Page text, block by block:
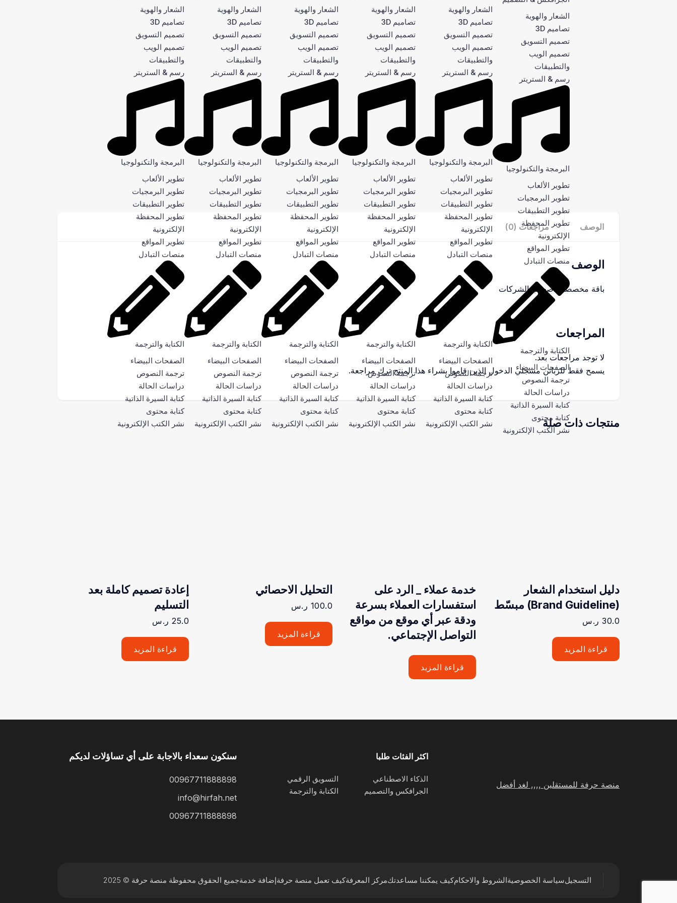
الشعار والهوية
تصاميم 3D
تصميم التسويق
تصميم الويب
والتطبيقات
رسم & الستريتر
البرمجة والتكنولوجيا
تطوير الألعاب
تطوير البرمجيات
تطوير التطبيقات
تطوير المحفظة
الإلكترونية
تطوير المواقع
منصات التبادل
الكتابة والترجمة
الصفحات البيضاء
ترجمة النصوص
دراسات الحالة
كتابة السيرة الذاتية
كتابة محتوى
نشر الكتب الإلكترونية
الشعار والهوية
تصاميم 3D
تصميم التسويق
تصميم الويب
والتطبيقات
رسم & الستريتر
البرمجة والتكنولوجيا
تطوير الألعاب
تطوير البرمجيات
تطوير التطبيقات
تطوير المحفظة
الإلكترونية
تطوير المواقع
منصات التبادل
الكتابة والترجمة
الصفحات البيضاء
ترجمة النصوص
دراسات الحالة
كتابة السيرة الذاتية
كتابة محتوى
نشر الكتب الإلكترونية
الشعار والهوية
تصاميم 3D
تصميم التسويق
تصميم الويب
والتطبيقات
رسم & الستريتر
البرمجة والتكنولوجيا
تطوير الألعاب
تطوير البرمجيات
تطوير التطبيقات
تطوير المحفظة
الإلكترونية
تطوير المواقع
منصات التبادل
الكتابة والترجمة
الصفحات البيضاء
ترجمة النصوص
دراسات الحالة
كتابة السيرة الذاتية
كتابة محتوى
نشر الكتب الإلكترونية
الشعار والهوية
تصاميم 3D
تصميم التسويق
تصميم الويب
والتطبيقات
رسم & الستريتر
البرمجة والتكنولوجيا
تطوير الألعاب
تطوير البرمجيات
تطوير التطبيقات
تطوير المحفظة
الإلكترونية
تطوير المواقع
منصات التبادل
الكتابة والترجمة
الصفحات البيضاء
ترجمة النصوص
دراسات الحالة
كتابة السيرة الذاتية
كتابة محتوى
نشر الكتب الإلكترونية
الشعار والهوية
تصاميم 3D
تصميم التسويق
تصميم الويب
والتطبيقات
رسم & الستريتر
البرمجة والتكنولوجيا
تطوير الألعاب
تطوير البرمجيات
تطوير التطبيقات
تطوير المحفظة
الإلكترونية
تطوير المواقع
منصات التبادل
الكتابة والترجمة
الصفحات البيضاء
ترجمة النصوص
دراسات الحالة
كتابة السيرة الذاتية
كتابة محتوى
نشر الكتب الإلكترونية
الشعار والهوية
تصاميم 3D
تصميم التسويق
تصميم الويب
والتطبيقات
رسم & الستريتر
البرمجة والتكنولوجيا
تطوير الألعاب
تطوير البرمجيات
تطوير التطبيقات
تطوير المحفظة
الإلكترونية
تطوير المواقع
منصات التبادل
الكتابة والترجمة
الصفحات البيضاء
ترجمة النصوص
دراسات الحالة
كتابة السيرة الذاتية
كتابة محتوى
نشر الكتب الإلكترونية
الوصف مراجعات (0)
الوصف
باقة مخصصة لاصحاب الشركات
المراجعات
لا توجد مراجعات بعد.
يسمح فقط للزبائن مسجلي الدخول الذين قاموا بشراء هذا المنتج ترك مراجعة.
منتجات ذات صلة
دليل استخدام الشعار
(Brand Guideline) مبسّط
30.0 ر.س
قراءة المزيد
خدمة عملاء _ الرد على
استفسارات العملاء بسرعة
ودقة عبر أي موقع من مواقع
التواصل الإجتماعي.
قراءة المزيد
التحليل الاحصائي
100.0 ر.س
قراءة المزيد
إعادة تصميم كاملة بعد
التسليم
25.0 ر.س
قراءة المزيد
منصة حرفة للمستقلين ,,,, لغد أفضل
اكثر الفئات طلبا
الذكاء الاصطناعي
التسويق الرقمي
الجرافكس والتصميم
الكتابة والترجمة
سنكون سعداء بالاجابة على أي تساؤلات لديكم
00967711888898
info@hirfah.net
00967711888898
التسجيلسياسة الخصوصيةالشروط والاحكامكيف يمكننا مساعدتكمركز المعرفةكيف تعمل منصة حرفةإضافة خدمةجميع الحقوق محفوظة منصة حرفة © 2025